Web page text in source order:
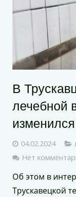
В
лечебной
04.02.2024
Нет
Об этом в
Трускавецкой